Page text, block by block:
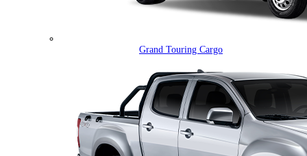
Grand Touring Cargo